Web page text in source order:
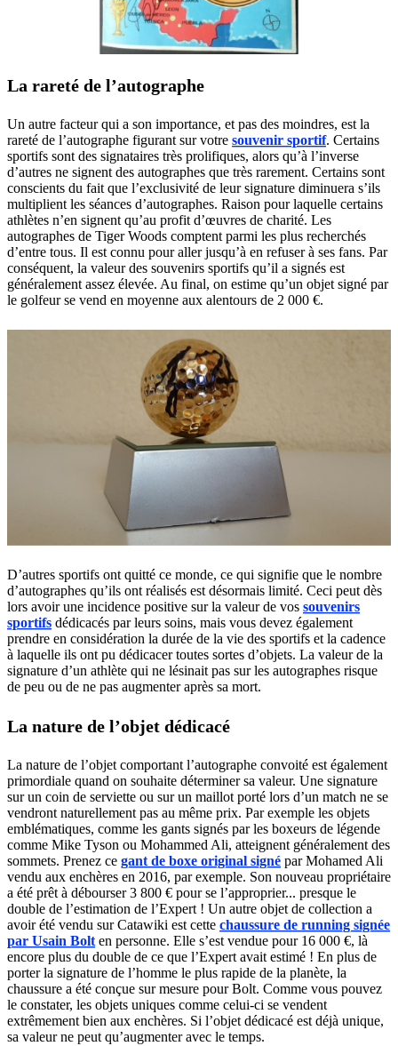
La rareté de l’autographe
Un autre facteur qui a son importance, et pas des moindres, est la
rareté de l’autographe figurant sur votre souvenir sportif. Certains
sportifs sont des signataires très prolifiques, alors qu’à l’inverse
d’autres ne signent des autographes que très rarement. Certains sont
conscients du fait que l’exclusivité de leur signature diminuera s’ils
multiplient les séances d’autographes. Raison pour laquelle certains
athlètes n’en signent qu’au profit d’œuvres de charité. Les
autographes de Tiger Woods comptent parmi les plus recherchés
d’entre tous. Il est connu pour aller jusqu’à en refuser à ses fans. Par
conséquent, la valeur des souvenirs sportifs qu’il a signés est
généralement assez élevée. Au final, on estime qu’un objet signé par
le golfeur se vend en moyenne aux alentours de 2 000 €.
D’autres sportifs ont quitté ce monde, ce qui signifie que le nombre
d’autographes qu’ils ont réalisés est désormais limité. Ceci peut dès
lors avoir une incidence positive sur la valeur de vos souvenirs
sportifs dédicacés par leurs soins, mais vous devez également
prendre en considération la durée de la vie des sportifs et la cadence
à laquelle ils ont pu dédicacer toutes sortes d’objets. La valeur de la
signature d’un athlète qui ne lésinait pas sur les autographes risque
de peu ou de ne pas augmenter après sa mort.
La nature de l’objet dédicacé
La nature de l’objet comportant l’autographe convoité est également
primordiale quand on souhaite déterminer sa valeur. Une signature
sur un coin de serviette ou sur un maillot porté lors d’un match ne se
vendront naturellement pas au même prix. Par exemple les objets
emblématiques, comme les gants signés par les boxeurs de légende
comme Mike Tyson ou Mohammed Ali, atteignent généralement des
sommets. Prenez ce gant de boxe original signé par Mohamed Ali
vendu aux enchères en 2016, par exemple. Son nouveau propriétaire
a été prêt à débourser 3 800 € pour se l’approprier... presque le
double de l’estimation de l’Expert ! Un autre objet de collection a
avoir été vendu sur Catawiki est cette chaussure de running signée
par Usain Bolt en personne. Elle s’est vendue pour 16 000 €, là
encore plus du double de ce que l’Expert avait estimé ! En plus de
porter la signature de l’homme le plus rapide de la planète, la
chaussure a été conçue sur mesure pour Bolt. Comme vous pouvez
le constater, les objets uniques comme celui-ci se vendent
extrêmement bien aux enchères. Si l’objet dédicacé est déjà unique,
sa valeur ne peut qu’augmenter avec le temps.